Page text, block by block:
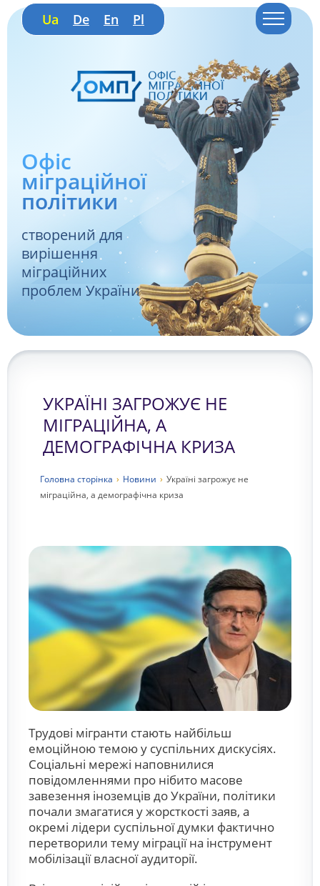
Ua De En Pl
Офіс
міграційної
політики
створений для
вирішення
міграційних
проблем України
УКРАЇНІ ЗАГРОЖУЄ НЕ
МІГРАЦІЙНА, А
ДЕМОГРАФІЧНА КРИЗА
Головна сторiнка › Новини › Україні загрожує не
міграційна, а демографічна криза
Трудові мігранти стають найбільш
емоційною темою у суспільних дискусіях.
Соціальні мережі наповнилися
повідомленнями про нібито масове
завезення іноземців до України, політики
почали змагатися у жорсткості заяв, а
окремі лідери суспільної думки фактично
перетворили тему міграції на інструмент
мобілізації власної аудиторії.